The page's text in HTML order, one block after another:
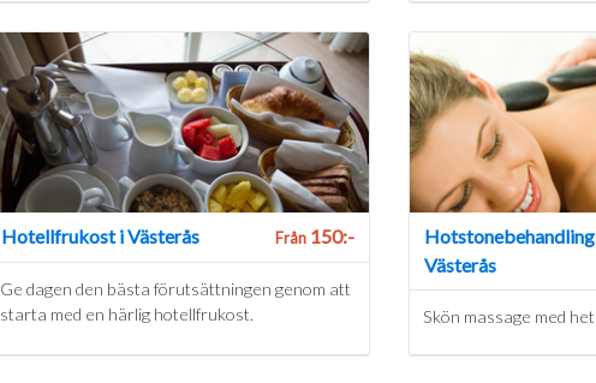
Hotellfrukost i Västerås Från150:-
Ge dagen den bästa förutsättningen genom att
starta med en härlig hotellfrukost.
Västerås
Skön massage med